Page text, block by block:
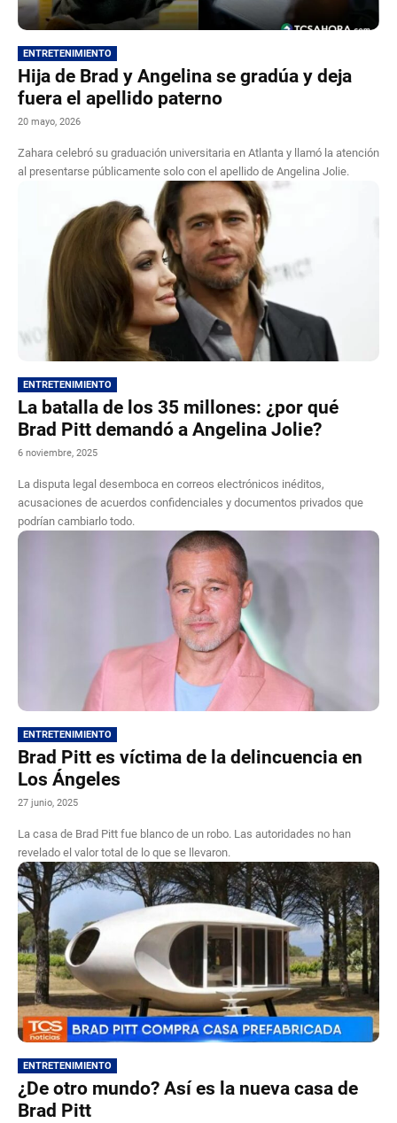
ENTRETENIMIENTO
Hija de Brad y Angelina se gradúa y deja
fuera el apellido paterno
20 mayo, 2026
Zahara celebró su graduación universitaria en Atlanta y llamó la atención
al presentarse públicamente solo con el apellido de Angelina Jolie.
ENTRETENIMIENTO
La batalla de los 35 millones: ¿por qué
Brad Pitt demandó a Angelina Jolie?
6 noviembre, 2025
La disputa legal desemboca en correos electrónicos inéditos,
acusaciones de acuerdos confidenciales y documentos privados que
podrían cambiarlo todo.
ENTRETENIMIENTO
Brad Pitt es víctima de la delincuencia en
Los Ángeles
27 junio, 2025
La casa de Brad Pitt fue blanco de un robo. Las autoridades no han
revelado el valor total de lo que se llevaron.
ENTRETENIMIENTO
¿De otro mundo? Así es la nueva casa de
Brad Pitt